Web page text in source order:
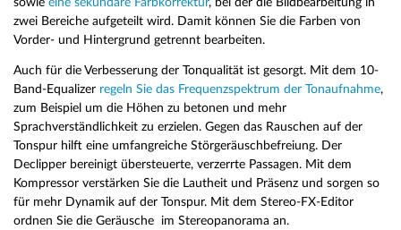
zwei Bereiche aufgeteilt wird. Damit können Sie die Farben von
Vorder- und Hintergrund getrennt bearbeiten.
Auch für die Verbesserung der Tonqualität ist gesorgt. Mit dem 10-
Band-Equalizer regeln Sie das Frequenzspektrum der Tonaufnahme,
zum Beispiel um die Höhen zu betonen und mehr
Sprachverständlichkeit zu erzielen. Gegen das Rauschen auf der
Tonspur hilft eine umfangreiche Störgeräuschbefreiung. Der
Declipper bereinigt übersteuerte, verzerrte Passagen. Mit dem
Kompressor verstärken Sie die Lautheit und Präsenz und sorgen so
für mehr Dynamik auf der Tonspur. Mit dem Stereo-FX-Editor
ordnen Sie die Geräusche im Stereopanorama an.